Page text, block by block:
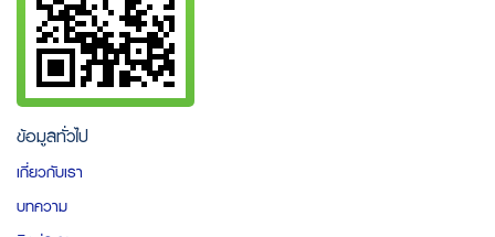
ข้อมูลทั่วไป
เกี่ยวกับเรา
บทความ